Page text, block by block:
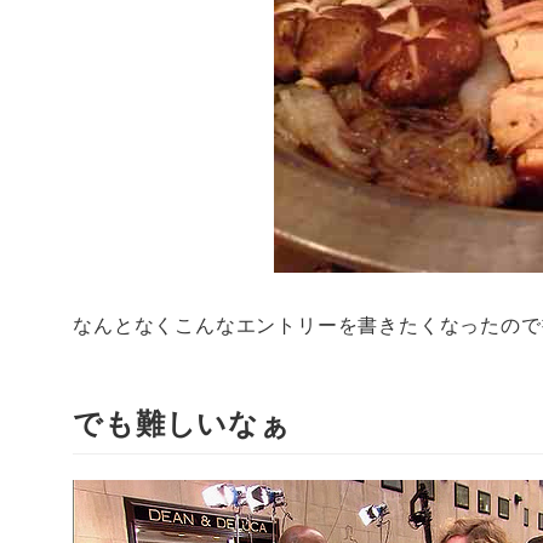
なんとなくこんなエントリーを書きたくなったの
でも難しいなぁ